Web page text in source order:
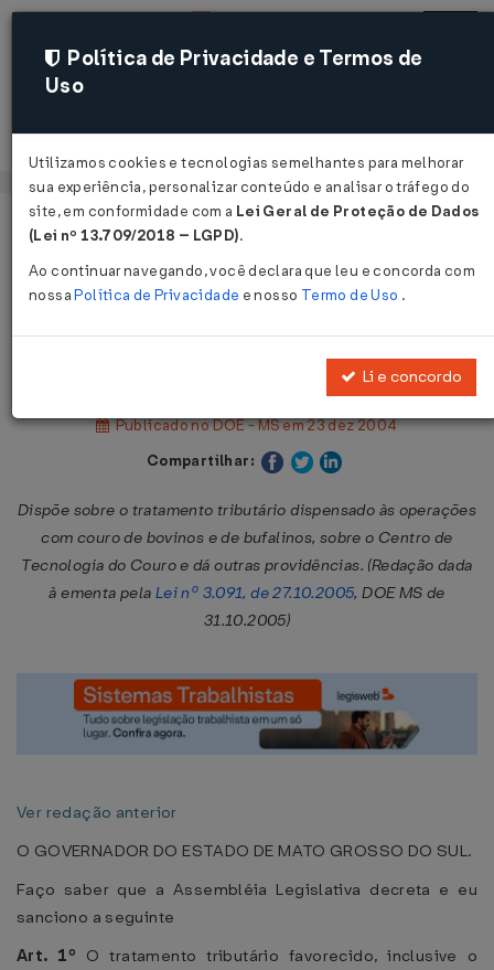
Acessar
Página Inicial
Legislações
Lei Nº 2957 DE 22/12/2004
Publicado no DOE - MS em 23 dez 2004
Compartilhar:
Dispõe sobre o tratamento tributário dispensado às operações
com couro de bovinos e de bufalinos, sobre o Centro de
Tecnologia do Couro e dá outras providências. (Redação dada
à ementa pela Lei nº 3.091, de 27.10.2005, DOE MS de
31.10.2005)
Ver redação anterior
O GOVERNADOR DO ESTADO DE MATO GROSSO DO SUL.
Faço saber que a Assembléia Legislativa decreta e eu
sanciono a seguinte
Art. 1º O tratamento tributário favorecido, inclusive o
Política de Privacidade e Termos de
Uso
Utilizamos cookies e tecnologias semelhantes para melhorar
sua experiência, personalizar conteúdo e analisar o tráfego do
site, em conformidade com a Lei Geral de Proteção de Dados
(Lei nº 13.709/2018 – LGPD).
Ao continuar navegando, você declara que leu e concorda com
nossaPolítica de Privacidade e nosso Termo de Uso .
Li e concordo